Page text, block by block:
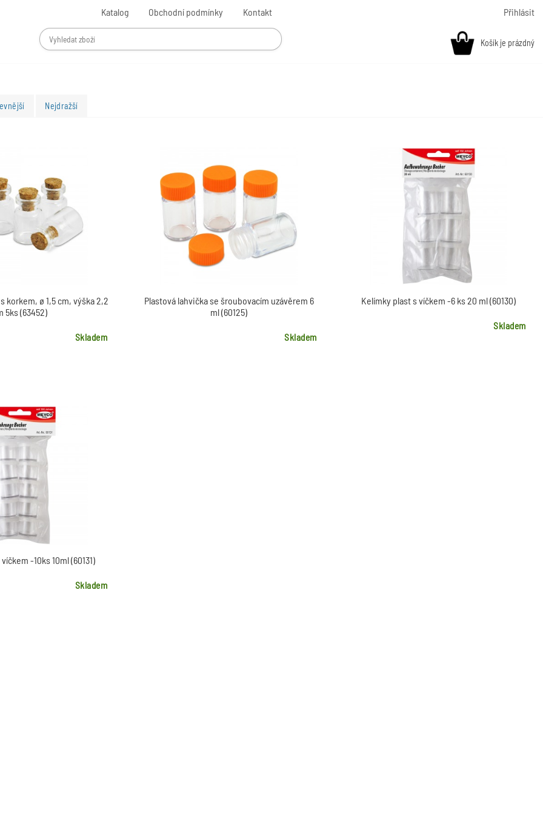
Přihlásit
Katalog Obchodní podmínky Kontakt
Košík je prázdný
Nejdražší
korkem, ø 1,5 cm, výška 2,2
5ks (63452)
Skladem
Plastová lahvička se šroubovacím uzávěrem 6
ml (60125)
Skladem
Kelímky plast s víčkem -6 ks 20 ml (60130)
Skladem
-10ks 10ml (60131)
Skladem